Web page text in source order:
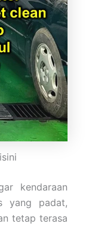
kendaraan
yang padat,
tetap terasa